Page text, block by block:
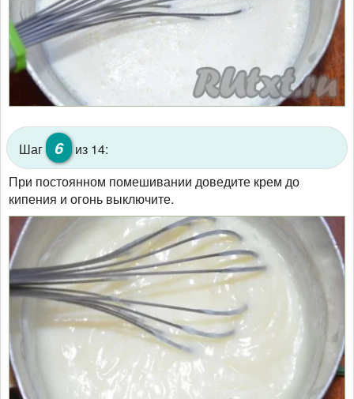
Шаг 6
из 14:
При постоянном помешивании доведите крем до
кипения и огонь выключите.